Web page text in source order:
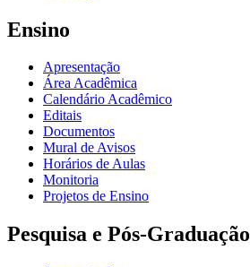
Ensino
Apresentação
Área Acadêmica
Calendário Acadêmico
Editais
Documentos
Mural de Avisos
Horários de Aulas
Monitoria
Projetos de Ensino
Pesquisa e Pós-Graduação